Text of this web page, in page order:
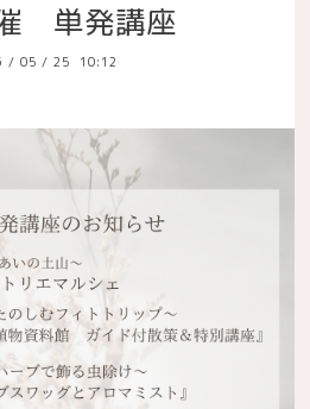
単発講座
/ 05 / 25 10:12